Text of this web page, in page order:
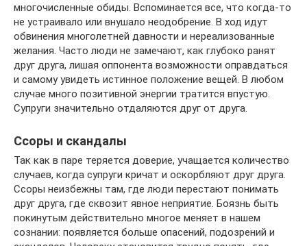
многочисленные обиды. Вспоминается все, что когда-то
не устраивало или внушало неодобрение. В ход идут
обвинения многолетней давности и нереализованные
желания. Часто люди не замечают, как глубоко ранят
друг друга, лишая оппонента возможности оправдаться
и самому увидеть истинное положение вещей. В любом
случае много позитивной энергии тратится впустую.
Супруги значительно отдаляются друг от друга.
Ссоры и скандалы
Так как в паре теряется доверие, учащается количество
случаев, когда супруги кричат и оскорбляют друг друга.
Ссоры неизбежны там, где люди перестают понимать
друг друга, где сквозит явное неприятие. Боязнь быть
покинутым действительно многое меняет в нашем
сознании: появляется больше опасений, подозрений и